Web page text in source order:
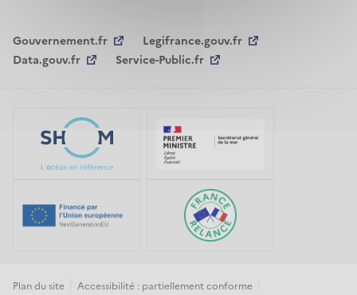
Gouvernement.fr
Legifrance.gouv.fr
Data.gouv.fr
Service-Public.fr
Plan du site Accessibilité : partiellement conforme